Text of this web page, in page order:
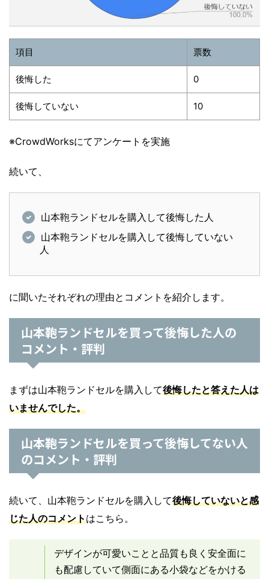
項目 票数
後悔した 0
後悔していない 10
※CrowdWorksにてアンケートを実施
続いて、
山本鞄ランドセルを購入して後悔した人
山本鞄ランドセルを購入して後悔していない
人
に聞いたそれぞれの理由とコメントを紹介します。
山本鞄ランドセルを買って後悔した人の
コメント・評判
まずは山本鞄ランドセルを購入して後悔したと答えた人は
いませんでした。
山本鞄ランドセルを買って後悔してない人
のコメント・評判
続いて、山本鞄ランドセルを購入して後悔していないと感
じた人のコメントはこちら。
デザインが可愛いことと品質も良く安全面に
も配慮していて側面にある小袋などをかける